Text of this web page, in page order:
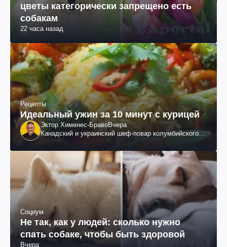
цветы категорически запрещено есть
собакам
22 часа назад
Рецепты
Идеальный ужин за 10 минут с курицей
Эктор Хименес-БравоВчера
Канадский и украинский шеф-повар колумбийского
Социум
Не так, как у людей: сколько нужно
спать собаке, чтобы быть здоровой
Вчера